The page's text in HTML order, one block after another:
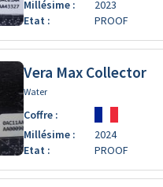
Millésime :
2023
Etat :
PROOF
Vera Max Collector
Water
Coffre :
Millésime :
2024
Etat :
PROOF